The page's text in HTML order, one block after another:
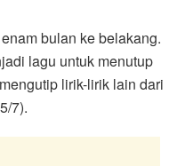
bulan ke belakang.
lagu untuk menutup
lirik-lirik lain dari
7).